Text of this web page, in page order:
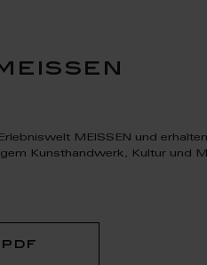
MEISSEN und
Kunsthandwerk, Kultur und
pdf